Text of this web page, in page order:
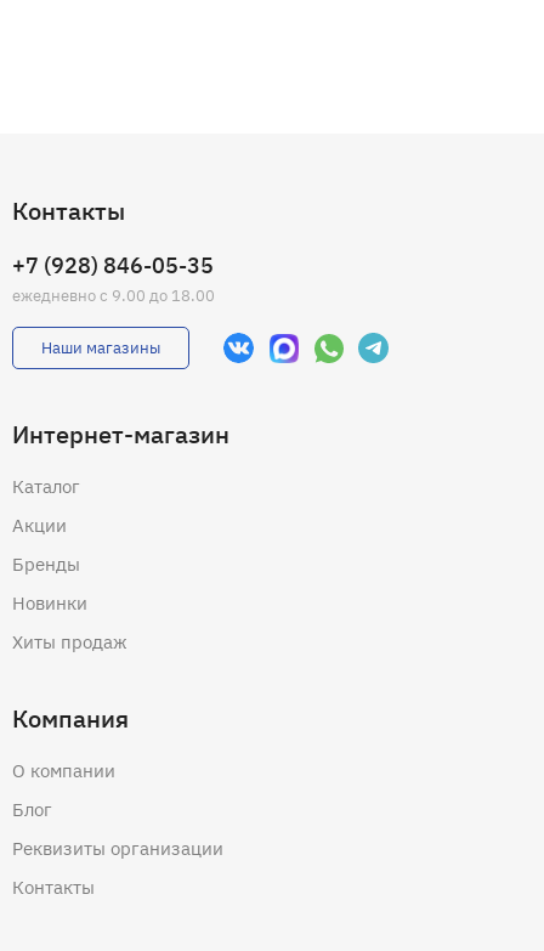
Контакты
+7 (928) 846-05-35
ежедневно с 9.00 до 18.00
Наши магазины
Интернет-магазин
Каталог
Акции
Бренды
Новинки
Хиты продаж
Компания
О компании
Блог
Реквизиты организации
Контакты